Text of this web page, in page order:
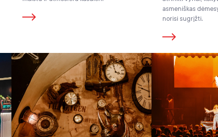
asmeniškas
norisi sugrįžti.